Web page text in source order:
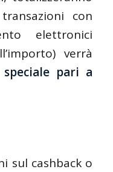
con
elettronici
verrà
pari a
sul cashback o